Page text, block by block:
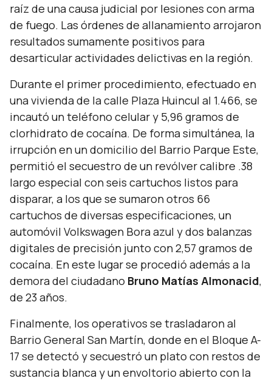
raíz de una causa judicial por lesiones con arma
de fuego. Las órdenes de allanamiento arrojaron
resultados sumamente positivos para
desarticular actividades delictivas en la región.
Durante el primer procedimiento, efectuado en
una vivienda de la calle Plaza Huincul al 1.466, se
incautó un teléfono celular y 5,96 gramos de
clorhidrato de cocaína. De forma simultánea, la
irrupción en un domicilio del Barrio Parque Este,
permitió el secuestro de un revólver calibre .38
largo especial con seis cartuchos listos para
disparar, a los que se sumaron otros 66
cartuchos de diversas especificaciones, un
automóvil Volkswagen Bora azul y dos balanzas
digitales de precisión junto con 2,57 gramos de
cocaína. En este lugar se procedió además a la
demora del ciudadano Bruno Matías Almonacid,
de 23 años.
Finalmente, los operativos se trasladaron al
Barrio General San Martín, donde en el Bloque A-
17 se detectó y secuestró un plato con restos de
sustancia blanca y un envoltorio abierto con la